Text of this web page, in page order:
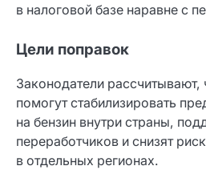
в налоговой базе наравне с
Цели поправок
Законодатели рассчитывают,
помогут стабилизировать
на бензин внутри страны,
переработчиков и снизят
в отдельных регионах.